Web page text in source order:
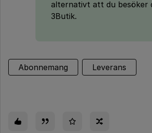
alternativt att du besöker
3Butik.
Abonnemang Leverans